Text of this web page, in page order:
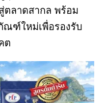
ลาดสากล พร้อม
ฑ์ใหม่เพื่อรองรับ
ต